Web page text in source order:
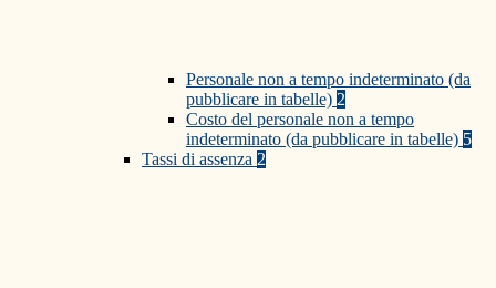
Personale non a tempo indeterminato (da
pubblicare in tabelle) 2
Costo del personale non a tempo
indeterminato (da pubblicare in tabelle) 5
Tassi di assenza 2